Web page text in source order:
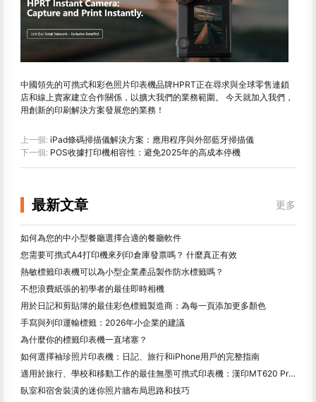
中國領先的可擕式和彩色照片印表機品牌HPRT正在尋求與全球零售連鎖
店和線上賣家建立合作關係，以擴大我們的業務範圍。 今天就加入我們，
用創新的印刷解決方案發展您的業務！
上一個: iPad條碼掃描儀解決方案：應用程序與外部藍牙掃描儀
下一個: POS收據打印機相容性：避免2025年的高成本停機
最新文章 更多
如何為您的中小型餐廳選擇合適的餐廳軟件
您需要可擕式A4打印機來列印倉庫發票嗎？ 什麼真正有效
熱敏標籤印表機可以為小型企業產品製作防水標籤嗎？
不想浪費紙張的初學者的最佳即時相機
用於日記和剪貼簿的最佳彩色標籤製造商：為每一頁添加更多顏色
手寫與列印運輸標籤：2026年小企業的建議
為什麼你的標籤印表機一直堵塞？
如何選擇袖珍照片印表機：日記、旅行和iPhone用戶的完整指南
適用於旅行、學校和移動工作的最佳無墨可擕式印表機：漢印MT620 Pro評測
臥室和宿舍裝潢的迷你照片牆布局思路和技巧